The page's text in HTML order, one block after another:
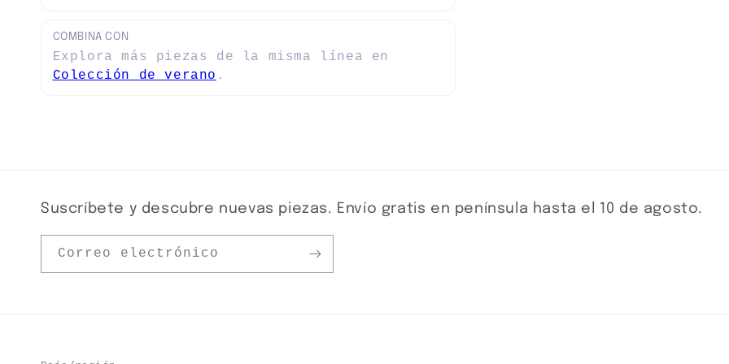
COMBINA CON
Explora más piezas de la misma línea en
Colección de verano .
Suscríbete y descubre nuevas piezas. Envío gratis en península hasta el 10 de agosto.
Correo electrónico